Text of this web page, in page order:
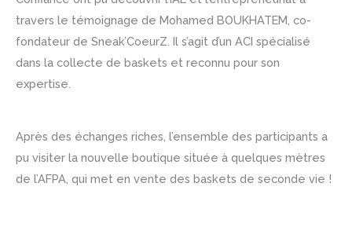
travers le témoignage de Mohamed BOUKHATEM, co-
fondateur de Sneak’CoeurZ. Il s’agit d’un ACI spécialisé
dans la collecte de baskets et reconnu pour son
expertise.
Après des échanges riches, l’ensemble des participants a
pu visiter la nouvelle boutique située à quelques mètres
de l’AFPA, qui met en vente des baskets de seconde vie !